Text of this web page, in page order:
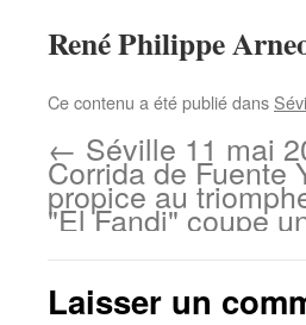
René Philippe
Ce contenu a été publié dans
← Séville 11 mai
Corrida de Fuente
propice au
"El Fandi" coupe
Laisser un